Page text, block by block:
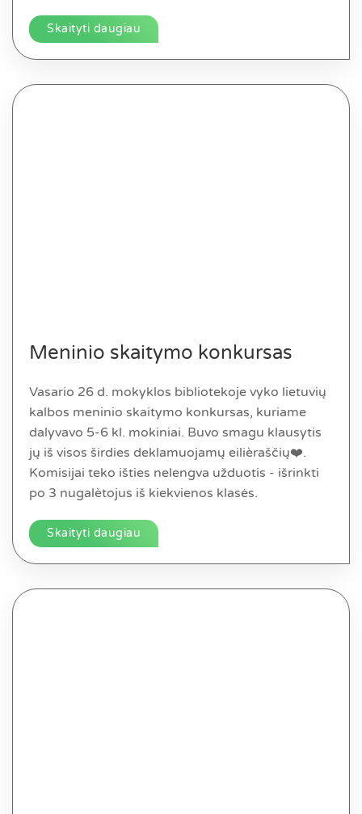
Skaityti daugiau
Meninio skaitymo konkursas
Vasario 26 d. mokyklos bibliotekoje vyko lietuvių
kalbos meninio skaitymo konkursas, kuriame
dalyvavo 5-6 kl. mokiniai. Buvo smagu klausytis
jų iš visos širdies deklamuojamų eilièraščių❤️.
Komisijai teko išties nelengva užduotis - išrinkti
po 3 nugalètojus iš kiekvienos klasės.
Skaityti daugiau